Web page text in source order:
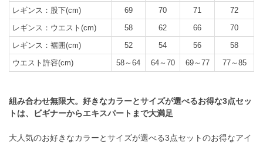
レギンス：股下(cm) 69 70 71
72
レギンス：ウエスト(cm)
58 62 66
70
レギンス：裾囲(cm)
52 54 56
58
ウエスト許容(cm)
58～64 64～70 69～77 77～85
組み合わせ無限大。好きなカラーとサイズが選べるお得な3点セッ
トは、ビギナーからエキスパートまで大満足
大人気のお好きなカラーとサイズが選べる3点セットのお得なアイ